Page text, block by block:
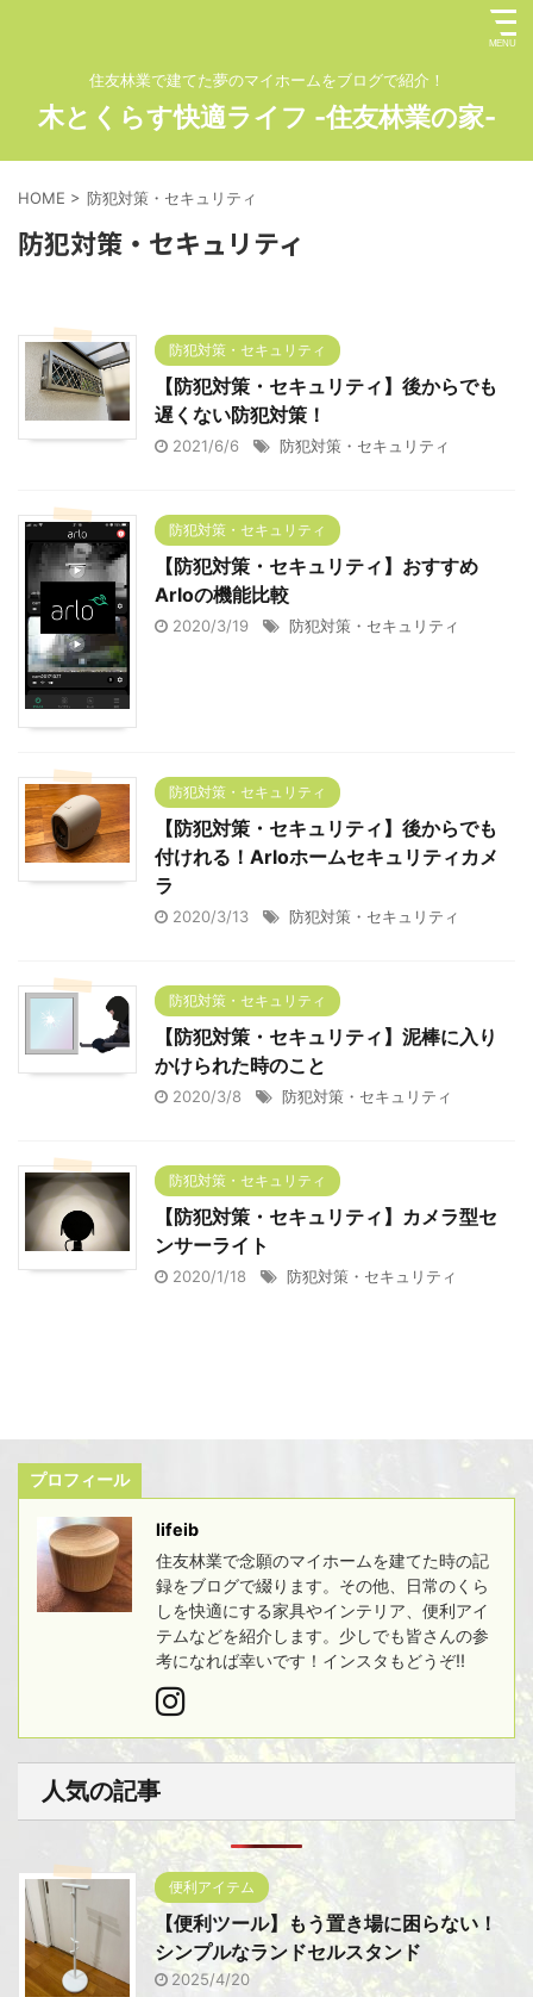
住友林業で建てた夢のマイホームをブログで紹介！
木とくらす快適ライフ -住友林業の家-
HOME > 防犯対策・セキュリティ
防犯対策・セキュリティ
防犯対策・セキュリティ
【防犯対策・セキュリティ】後からでも
遅くない防犯対策！
2021/6/6 防犯対策・セキュリティ
防犯対策・セキュリティ
【防犯対策・セキュリティ】おすすめ
Arloの機能比較
2020/3/19 防犯対策・セキュリティ
防犯対策・セキュリティ
【防犯対策・セキュリティ】後からでも
付けれる！Arloホームセキュリティカメ
ラ
2020/3/13 防犯対策・セキュリティ
防犯対策・セキュリティ
【防犯対策・セキュリティ】泥棒に入り
かけられた時のこと
2020/3/8 防犯対策・セキュリティ
防犯対策・セキュリティ
【防犯対策・セキュリティ】カメラ型セ
ンサーライト
2020/1/18 防犯対策・セキュリティ
プロフィール
lifeib
住友林業で念願のマイホームを建てた時の記
録をブログで綴ります。その他、日常のくら
しを快適にする家具やインテリア、便利アイ
テムなどを紹介します。少しでも皆さんの参
考になれば幸いです！インスタもどうぞ!!
人気の記事
便利アイテム
【便利ツール】もう置き場に困らない！
シンプルなランドセルスタンド
2025/4/20